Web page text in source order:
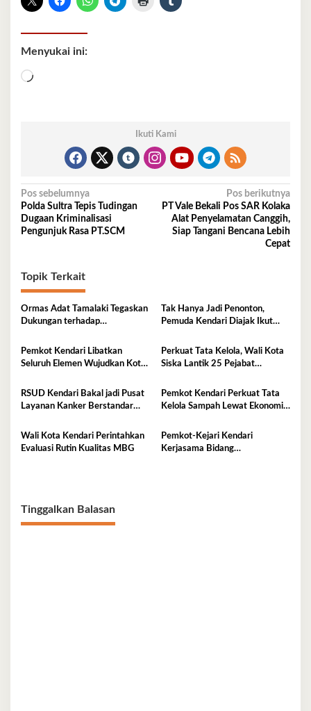
Menyukai ini:
Memuat...
Ikuti Kami
Navigasi
pos
Pos sebelumnya
Polda Sultra Tepis Tudingan
Dugaan Kriminalisasi
Pengunjuk Rasa PT.SCM
Pos berikutnya
PT Vale Bekali Pos SAR Kolaka
Alat Penyelamatan Canggih,
Siap Tangani Bencana Lebih
Cepat
Topik Terkait
Ormas Adat Tamalaki Tegaskan
Dukungan terhadap
Tak Hanya Jadi Penonton,
Pemuda Kendari Diajak Ikut
Pemkot Kendari Libatkan
Seluruh Elemen Wujudkan Kota
Perkuat Tata Kelola, Wali Kota
Siska Lantik 25 Pejabat
RSUD Kendari Bakal jadi Pusat
Layanan Kanker Berstandar
Pemkot Kendari Perkuat Tata
Kelola Sampah Lewat Ekonomi
Wali Kota Kendari Perintahkan
Evaluasi Rutin Kualitas MBG
Pemkot-Kejari Kendari
Kerjasama Bidang
Tinggalkan Balasan